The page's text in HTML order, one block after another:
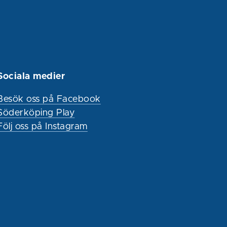
medier
oss på Facebook
Play
oss på Instagram